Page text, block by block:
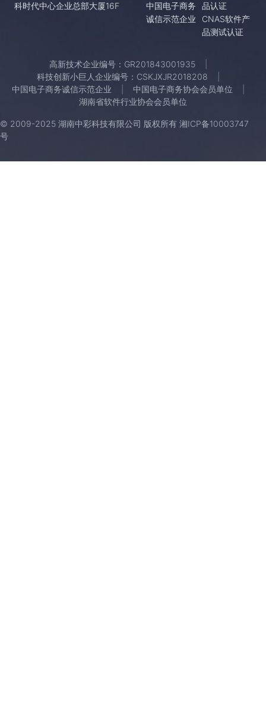
科时代中心企业总部大厦16F
中国电子商务
诚信示范企业
品认证
CNAS软件产
品测试认证
高新技术企业编号：GR201843001935
科技创新小巨人企业编号：CSKJXJR2018208
中国电子商务诚信示范企业
中国电子商务协会会员单位
湖南省软件行业协会会员单位
© 2009-2025 湖南中彩科技有限公司 版权所有 湘ICP备10003747
号